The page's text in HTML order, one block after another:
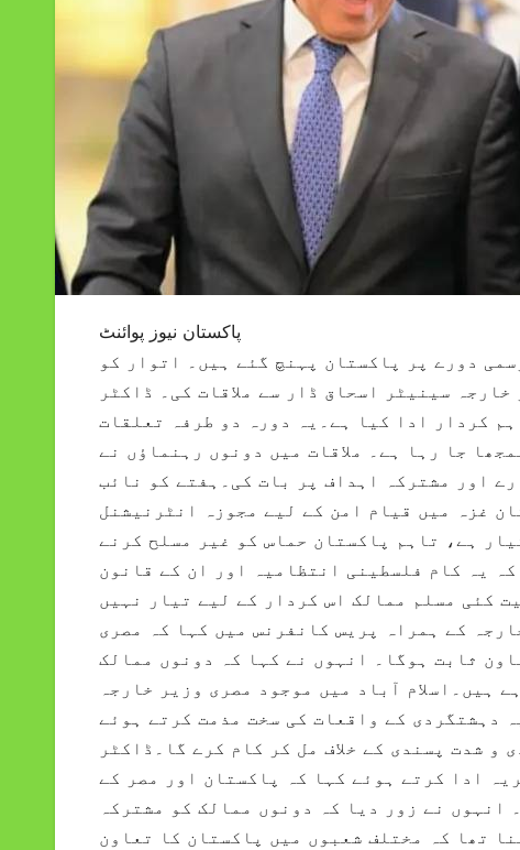
پاکستان نیوز پوائنٹ
دورے پر پاکستان پہنچ گئے ہیں۔ اتوار کو
سینیٹر اسحاق ڈار سے ملاقات کی۔ ڈاکٹر
کردار ادا کیا ہے۔یہ دورہ دو طرفہ تعلقات
جا رہا ہے۔ ملاقات میں دونوں رہنماؤں نے
اور مشترکہ اہداف پر بات کی۔ہفتے کو نائب
غزہ میں قیام امن کے لیے مجوزہ انٹرنیشنل
ہے، تاہم پاکستان حماس کو غیر مسلح کرنے
یہ کام فلسطینی انتظامیہ اور ان کے قانون
کئی مسلم ممالک اس کردار کے لیے تیار نہیں
کے ہمراہ پریس کانفرنس میں کہا کہ مصری
ثابت ہوگا۔ انہوں نے کہا کہ دونوں ممالک
ہیں۔اسلام آباد میں موجود مصری وزیر خارجہ
دہشتگردی کے واقعات کی سخت مذمت کرتے ہوئے
شدت پسندی کے خلاف مل کر کام کرے گا۔ڈاکٹر
ادا کرتے ہوئے کہا کہ پاکستان اور مصر کے
نے زور دیا کہ دونوں ممالک کو مشترکہ
تھا کہ مختلف شعبوں میں پاکستان کا تعاون